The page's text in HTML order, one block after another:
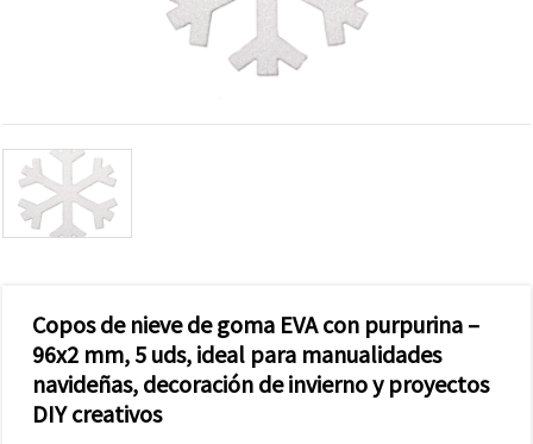
Copos de nieve de goma EVA con purpurina –
96x2 mm, 5 uds, ideal para manualidades
navideñas, decoración de invierno y proyectos
DIY creativos